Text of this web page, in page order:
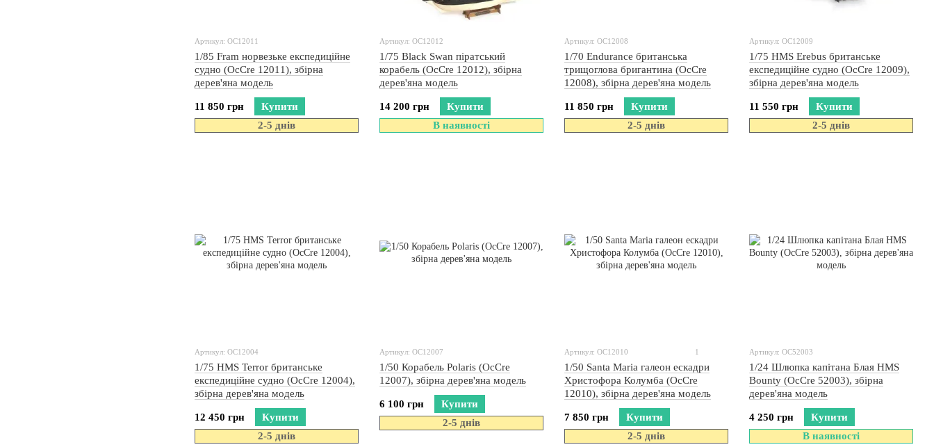
Артикул: OC12011
1/85 Fram норвезьке експедиційне
судно (OcCre 12011), збірна
дерев'яна модель
11 850 грн
Купити
2-5 днів
Артикул: OC12012
1/75 Black Swan піратський
корабель (OcCre 12012), збірна
дерев'яна модель
14 200 грн
Купити
В наявності
Артикул: OC12008
1/70 Endurance британська
трищоглова бригантина (OcCre
12008), збірна дерев'яна модель
11 850 грн
Купити
2-5 днів
Артикул: OC12009
1/75 HMS Erebus британське
експедиційне судно (OcCre 12009),
збірна дерев'яна модель
11 550 грн
Купити
2-5 днів
Артикул: OC12004
1/75 HMS Terror британське
експедиційне судно (OcCre 12004),
збірна дерев'яна модель
12 450 грн
Купити
2-5 днів
Артикул: OC12007
1/50 Корабель Polaris (OcCre
12007), збірна дерев'яна модель
6 100 грн
Купити
2-5 днів
Артикул: OC12010 1
1/50 Santa Maria галеон ескадри
Христофора Колумба (OcCre
12010), збірна дерев'яна модель
7 850 грн
Купити
2-5 днів
Артикул: OC52003
1/24 Шлюпка капітана Блая HMS
Bounty (OcCre 52003), збірна
дерев'яна модель
4 250 грн
Купити
В наявності